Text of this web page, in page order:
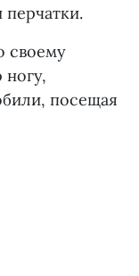
перчатки.
своему
посещая